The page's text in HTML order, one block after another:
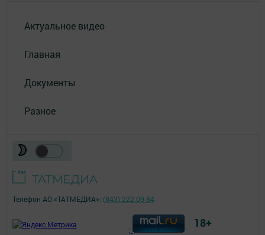
Актуальное видео
Главная
Документы
Разное
Телефон АО «ТАТМЕДИА»: (843) 222 09 84
; 18+